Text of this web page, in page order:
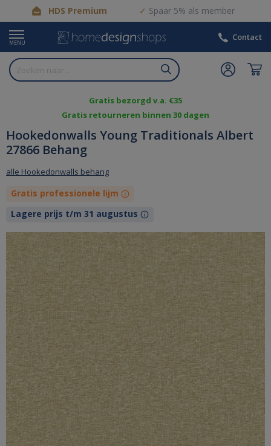
HDS Premium Spaar 5% als member
MENU
Contact
Gratis bezorgd v.a. €35
Gratis retourneren binnen 30 dagen
Hookedonwalls Young Traditionals Albert
27866 Behang
alle Hookedonwalls behang
Gratis professionele lijm
Lagere prijs t/m 31 augustus